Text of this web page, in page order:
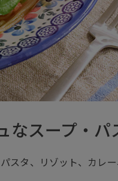
なスープ・パ
スタ、リゾット、カレ